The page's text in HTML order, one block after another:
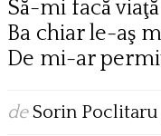
Să-mi facă
Ba chiar le-aş
De mi-ar
de Sorin Poclitaru